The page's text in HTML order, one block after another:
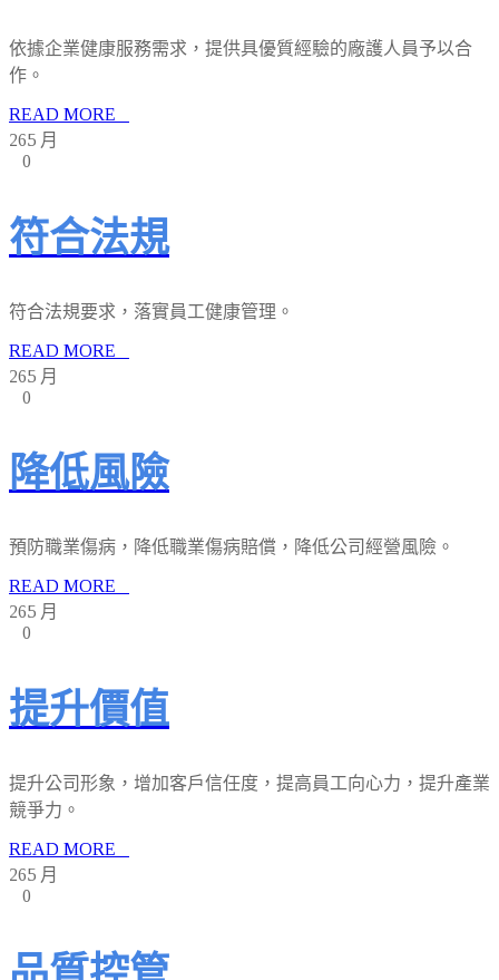
依據企業健康服務需求，提供具優質經驗的廠護人員予以合
作。
READ MORE
265 月
0
符合法規
符合法規要求，落實員工健康管理。
READ MORE
265 月
0
降低風險
預防職業傷病，降低職業傷病賠償，降低公司經營風險。
READ MORE
265 月
0
提升價值
提升公司形象，增加客戶信任度，提高員工向心力，提升產業
競爭力。
READ MORE
265 月
0